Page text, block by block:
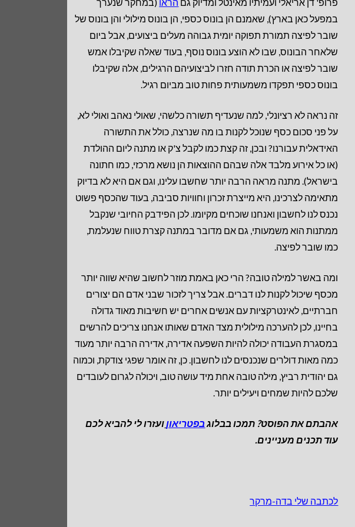
במפעל כאן בארץ), שאמנם הן בונוס כספי, הן בונוס מילולי והן בונוס של
שובר לפיצה תמורת תפוקה יומית גבוהה מעלים ביצועים, אבל ביום
שלאחר הבונוס, שבו לא הוצע בונוס נוסף, בעוד שאלה שקיבלו אמש
שובר לפיצה או הכרת תודה חזרו לביצועיהם הרגילים, אלה שקיבלו
בונוס כספי תפקדו משמעותית פחות טוב מביום רגיל.
זה נראה לא רציונלי, למה שנעדיף תשורה כלשהי, שאולי נאהב ואולי לא,
על פני סכום כסף שנוכל לקנות בו מה שנרצה, כולל את התשורה
האידאלית עבורנו? ובכן, זה קצת כמו לקבל צ'ק או מתנה ליום ההולדת
(או כל אירוע מלבד אלה שבהם ההוצאות הן נושא מרכזי, כמו חתונה
בישראל). מתנה מראה הרבה יותר שחשבו עלינו, וגם אם היא לא בדיוק
מתאימה לצרכינו, היא מייצרת זכרון וחוויות סביבה, בעוד שהכסף פשוט
נכנס לנו לחשבון ואנחנו שוכחים מקיומו. לכן הפידבק החיובי שנקבל
ממתנות הוא משמעותי, גם אם מדובר במתנה קצרת טווח שנעלמת,
כמו שובר לפיצה.
ומה באשר למילה טובה? הרי כאן באמת מוזר לחשוב שהיא שווה יותר
מכסף שיכול לקנות לנו דברים. אבל צריך לזכור שבני אדם הם יצורים
חברתיים, לאינטרקציות עם אנשים אחרים יש חשיבות מאוד גדולה
בחיינו, לכן להערכה מילולית מצד האדם שאותו אנחנו צריכים להרשים
במסגרת העבודה יכולה להיות השפעה אדירה, אדירה הרבה יותר מעוד
כמה מאות דולרים שנכנסים לנו לחשבון. כן, זה אומר שפגי צודקת, וכמוה
גם יהודית רביץ, מילה טובה אחת מיד עושה טוב, ויכולה לגרום לעובדים
שלכם להיות שמחים ויעילים יותר.
אהבתם את הפוסט? תמכו בבלוג בפטריאון ועזרו לי להביא לכם
עוד תכנים מעניינים.
לכתבה שלי בדה-מרקר